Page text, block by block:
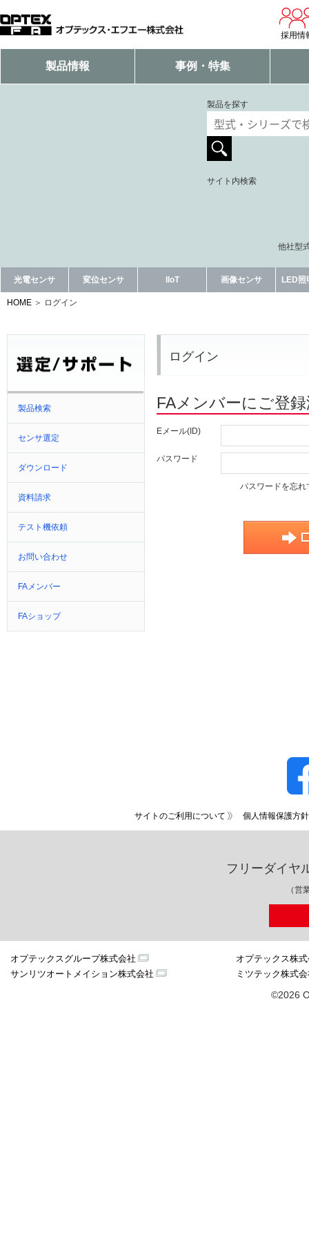
採用情
製品情報 事例・特集
製品を探す
サイト内検索
他社型
光電センサ 変位センサ IIoT 画像センサ LED照
HOME ログイン
製品検索
センサ選定
ダウンロード
資料請求
テスト機依頼
お問い合わせ
FAメンバー
FAショップ
ログイン
FAメンバーにご登
Eメール(ID)
パスワード
パスワードを忘れ
サイトのご利用について 個人情報保護方針
フリーダイヤ
（営
オプテックスグループ株式会社
オプテックス株
サンリツオートメイション株式会社
ミツテック株式
©2026